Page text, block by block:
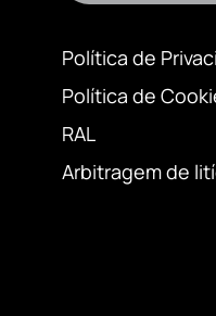
Política de
Política de
RAL
Arbitragem de